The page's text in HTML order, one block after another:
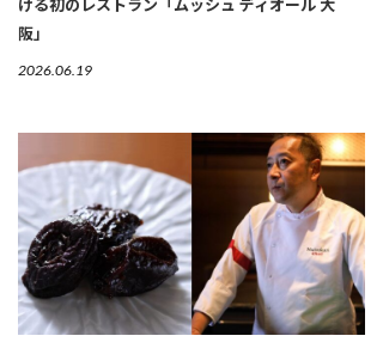
ける初のレストラン「ムッシュ ディオール 大
阪」
2026.06.19